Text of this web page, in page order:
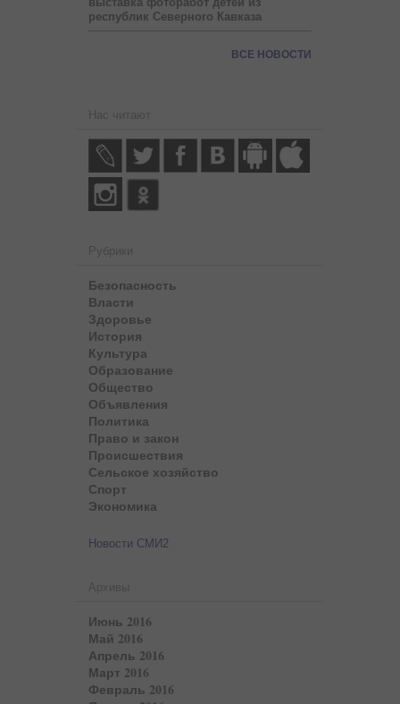
республик Северного Кавказа
ВСЕ НОВОСТИ
Нас читают
Рубрики
Безопасность
Власти
Здоровье
История
Культура
Образование
Общество
Объявления
Политика
Право и закон
Происшествия
Сельское хозяйство
Спорт
Экономика
Новости СМИ2
Архивы
Июнь 2016
Май 2016
Апрель 2016
Март 2016
Февраль 2016